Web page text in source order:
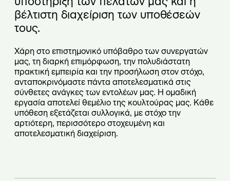
βέλτιστη διαχείριση των υποθέσεών
τους.
Χάρη στο επιστημονικό υπόβαθρο των συνεργατών
μας, τη διαρκή επιμόρφωση, την πολυδιάστατη
πρακτική εμπειρία και την προσήλωση στον στόχο,
ανταποκρινόμαστε πάντα αποτελεσματικά στις
σύνθετες ανάγκες των εντολέων μας. Η ομαδική
εργασία αποτελεί θεμέλιο της κουλτούρας μας. Κάθε
υπόθεση εξετάζεται συλλογικά, με στόχο την
αρτιότερη, περισσότερο στοχευμένη και
αποτελεσματική διαχείριση.